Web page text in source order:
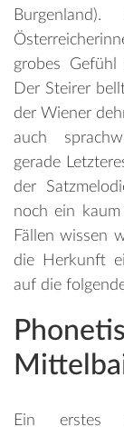
grobes
Der Steirer
der Wiener
auch
gerade
der
noch ein
Fällen wissen
die Herkunft
auf die
Ein erstes